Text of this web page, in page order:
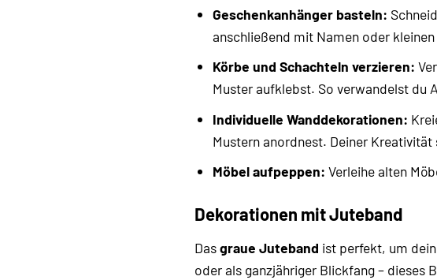
Geschenkanhänger basteln:
anschließend mit Namen oder
Körbe und Schachteln verzieren:
Muster aufklebst. So verwandelst du
Individuelle Wanddekorationen:
Mustern anordnest. Deiner Kreativität
Möbel aufpeppen: Verleihe alten
Dekorationen mit Juteband
Dasgraue Juteband ist perfekt, um
oder als ganzjähriger Blickfang – dieses